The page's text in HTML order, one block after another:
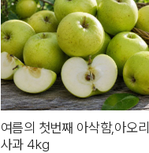
여름의 첫번째 아삭함,아오리
사과 4kg